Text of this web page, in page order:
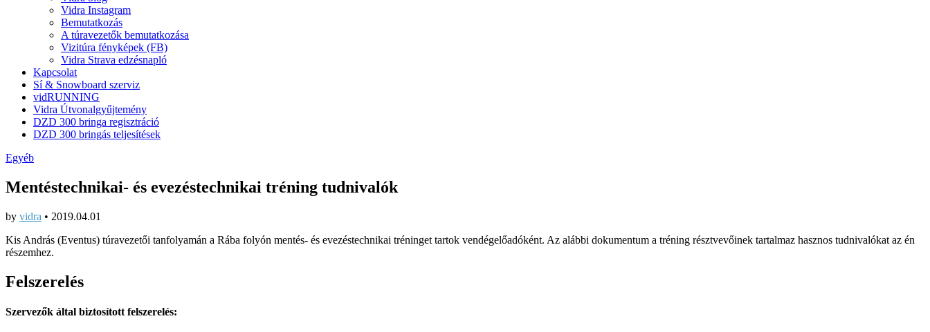
Vidra Instagram
Bemutatkozás
A túravezetők bemutatkozása
Vizitúra fényképek (FB)
Vidra Strava edzésnapló
Kapcsolat
Sí & Snowboard szerviz
vidRUNNING
Vidra Útvonalgyűjtemény
DZD 300 bringa regisztráció
DZD 300 bringás teljesítések
Egyéb
Mentéstechnikai- és evezéstechnikai tréning tudnivalók
by vidra • 2019.04.01
Kis András (Eventus) túravezetői tanfolyamán a Rába folyón mentés- és evezéstechnikai tréninget tartok vendégelőadóként. Az alábbi dokumentum a tréning résztvevőinek tartalmaz hasznos tudnivalókat az én
részemhez.
Felszerelés
Szervezők által biztosított felszerelés: